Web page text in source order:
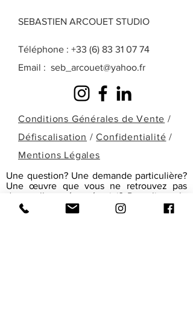
SEBASTIEN ARCOUET STUDIO
Téléphone : +33 (6) 83 31 07 74
Email : seb_arcouet@yahoo.fr
Conditions Générales de Vente /
Défiscalisation /Confidentialité /
Mentions Légales
Une question? Une demande particulière?
Une œuvre que vous ne retrouvez pas
dans celles présentées ici? Remplissez le
formulaire ci-dessous ou contactez-moi
directement par téléphone pour en